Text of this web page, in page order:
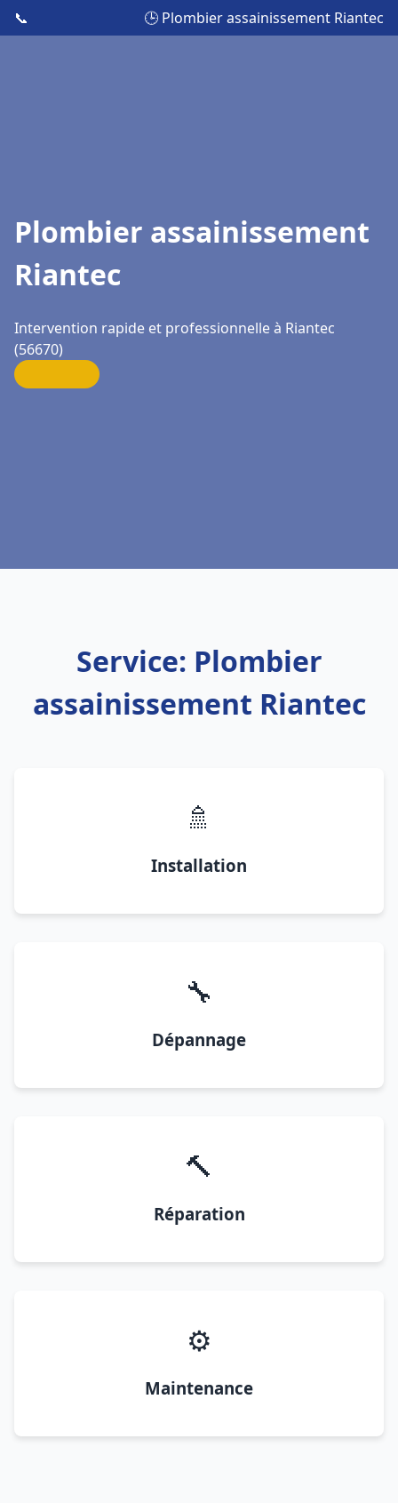
📞 🕒 Plombier assainissement Riantec
Plombier assainissement
Riantec
Intervention rapide et professionnelle à Riantec
(56670)
Service: Plombier
assainissement Riantec
🚿
Installation
🔧
Dépannage
🔨
Réparation
⚙️
Maintenance